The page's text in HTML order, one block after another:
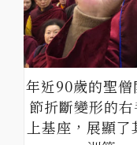
年近90歲的聖
節折斷變形的
上基座，展顯